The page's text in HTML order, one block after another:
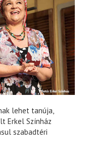
lehet tanúja,
Erkel Színház
szabadtéri